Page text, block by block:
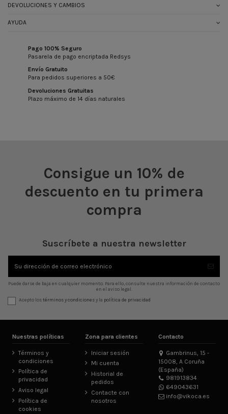
DEVOLUCIONES Y CAMBIOS
AYUDA
Pago 100% Seguro
Pasarela de pago encriptada Redsys
Envío Gratuito
Para pedidos superiores a 50€
Devoluciones Gratuitas
Plazo máximo de 14 días naturales
Consigue un 10% de
descuento en tu primera
compra
Suscríbete a nuestra newsletter
Puede darse de baja en cualquier momento. Para ello, consulte nuestra información de contacto
en el aviso legal.
Acepto lostérminos y condicionesy la política de privacidad
Nuestras políticas
Términos y
condiciones
Política de
privacidad
Aviso legal
Política de
cookies
Zona para clientes
Iniciar sesión
Mi cuenta
Historial de
pedidos
Contacte con
nosotros
Contacto
Gambrinus, 15 -
15008, A Coruña
(España)
981913834
649043631
info@vikoca.es